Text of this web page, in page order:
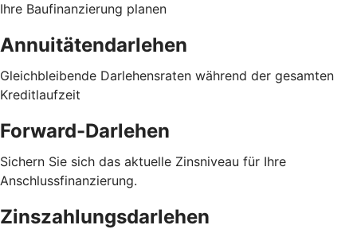
Ihre Baufinanzierung planen
Annuitätendarlehen
Gleichbleibende Darlehensraten während der gesamten
Kreditlaufzeit
Forward-Darlehen
Sichern Sie sich das aktuelle Zinsniveau für Ihre
Anschlussfinanzierung.
Zinszahlungsdarlehen